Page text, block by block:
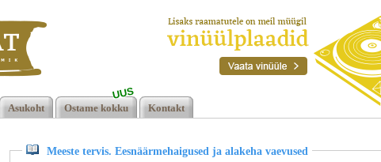
Asukoht Ostame kokku
UUS
Kontakt
Meeste tervis. Eesnäärmehaigused ja alakeha vaevused